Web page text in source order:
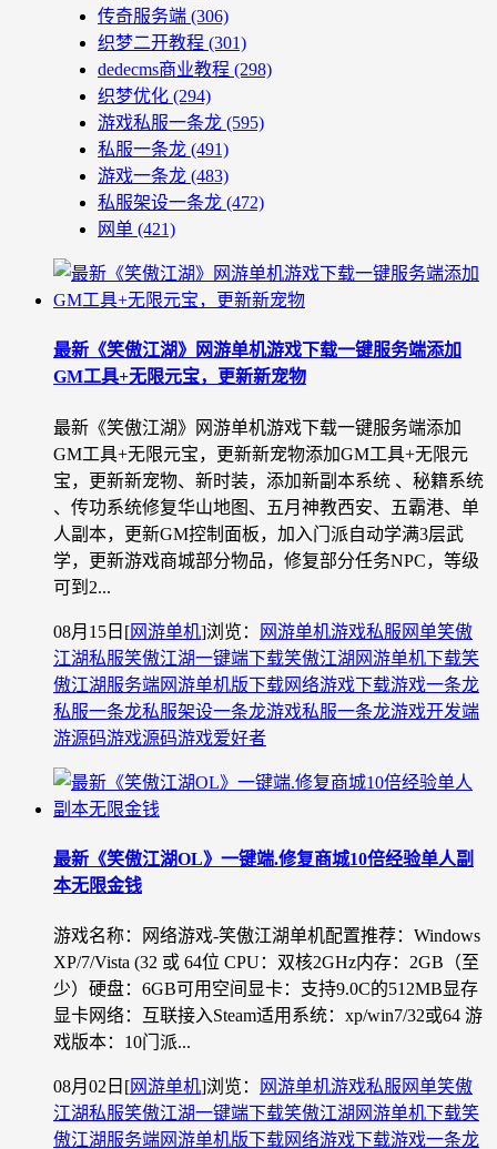
传奇服务端 (306)
织梦二开教程 (301)
dedecms商业教程 (298)
织梦优化 (294)
游戏私服一条龙 (595)
私服一条龙 (491)
游戏一条龙 (483)
私服架设一条龙 (472)
网单 (421)
最新《笑傲江湖》网游单机游戏下载一键服务端添加
GM工具+无限元宝，更新新宠物
最新《笑傲江湖》网游单机游戏下载一键服务端添加
GM工具+无限元宝，更新新宠物添加GM工具+无限元
宝，更新新宠物、新时装，添加新副本系统 、秘籍系统
、传功系统修复华山地图、五月神教西安、五霸港、单
人副本，更新GM控制面板，加入门派自动学满3层武
学，更新游戏商城部分物品，修复部分任务NPC，等级
可到2...
08月15日 [网游单机]浏览： 网游单机游戏私服 网单笑傲
江湖私服笑傲江湖一键端下载笑傲江湖网游单机下载笑
傲江湖服务端网游单机版下载网络游戏下载游戏一条龙
私服一条龙私服架设一条龙游戏私服一条龙游戏开发端
游源码游戏源码游戏爱好者
最新《笑傲江湖OL》一键端.修复商城10倍经验单人副
本无限金钱
游戏名称：网络游戏-笑傲江湖单机配置推荐：Windows
XP/7/Vista (32 或 64位 CPU：双核2GHz内存：2GB（至
少）硬盘：6GB可用空间显卡：支持9.0C的512MB显存
显卡网络：互联接入Steam适用系统：xp/win7/32或64 游
戏版本：10门派...
08月02日 [网游单机]浏览： 网游单机游戏私服 网单笑傲
江湖私服笑傲江湖一键端下载笑傲江湖网游单机下载笑
傲江湖服务端网游单机版下载网络游戏下载游戏一条龙